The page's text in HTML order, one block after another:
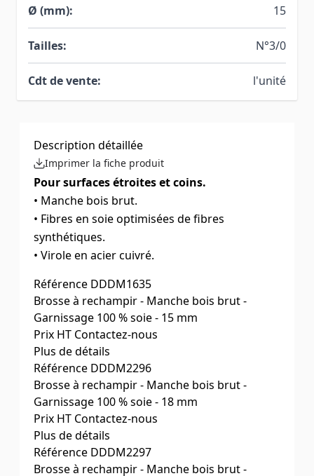
Ø (mm): 15
Tailles: N°3/0
Cdt de vente: l'unité
Description détaillée
Imprimer la fiche produit
Pour surfaces étroites et coins.
• Manche bois brut.
• Fibres en soie optimisées de fibres
synthétiques.
• Virole en acier cuivré.
Référence DDDM1635
Brosse à rechampir - Manche bois brut -
Garnissage 100 % soie - 15 mm
Prix HT Contactez-nous
Plus de détails
Cdt par3
Ø (mm)15
TaillesN°3/0
Référence DDDM2296
Brosse à rechampir - Manche bois brut -
Garnissage 100 % soie - 18 mm
Prix HT Contactez-nous
Plus de détails
Cdt par3
Ø (mm)18
Référence DDDM2297
Brosse à rechampir - Manche bois brut -